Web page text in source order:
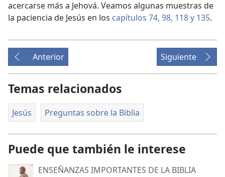
acercarse más a Jehová. Veamos algunas muestras de
la paciencia de Jesús en los capítulos 74, 98, 118 y 135.
Anterior Siguiente
Temas relacionados
Jesús Preguntas sobre la Biblia
Puede que también le interese
ENSEÑANZAS IMPORTANTES DE LA BIBLIA